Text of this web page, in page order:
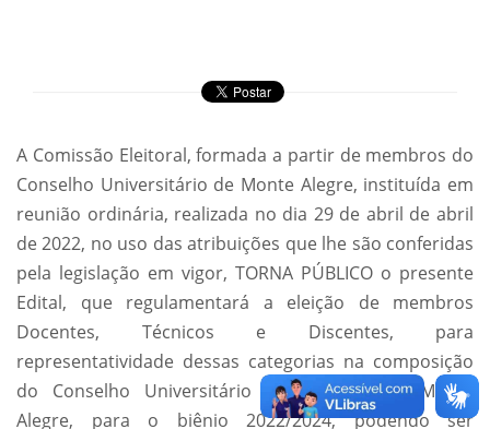
A Comissão Eleitoral, formada a partir de membros do
Conselho Universitário de Monte Alegre, instituída em
reunião ordinária, realizada no dia 29 de abril de abril
de 2022, no uso das atribuições que lhe são conferidas
pela legislação em vigor, TORNA PÚBLICO o presente
Edital, que regulamentará a eleição de membros
Docentes, Técnicos e Discentes, para
representatividade dessas categorias na composição
do Conselho Universitário do Campus de Monte
Alegre, para o biênio 2022/2024, podendo ser